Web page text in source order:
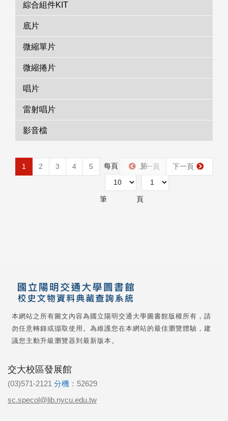
綜合組件KIT
底片
微縮單片
微縮捲片
唱片
雷射唱片
影音檔
1 2 3 4 5 每頁
筆
第
頁
上一頁 下一頁
本網站之所有圖文內容為國立陽明交通大學圖書館版權所有，請
勿任意轉錄或擷取使用。為維護您在本網站的最佳瀏覽體驗，建
議您主動升級瀏覽器到最新版本。
交大校區發展館
(03)571-2121 分機： 52629
sc.specol@lib.nycu.edu.tw